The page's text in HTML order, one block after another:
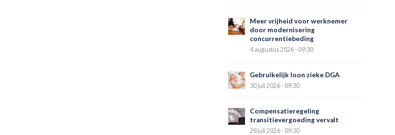
Meer vrijheid voor werknemer
door modernisering
concurrentiebeding
4 augustus 2026 - 09:30
Gebruikelijk loon zieke DGA
30 juli 2026 - 09:30
Compensatieregeling
transitievergoeding vervalt
28 juli 2026 - 09:30